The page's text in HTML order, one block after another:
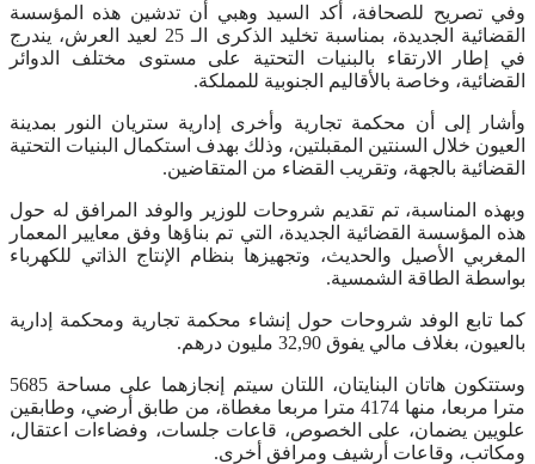
وفي تصريح للصحافة، أكد السيد وهبي أن تدشين هذه المؤسسة
القضائية الجديدة، بمناسبة تخليد الذكرى الـ 25 لعيد العرش، يندرج
في إطار الارتقاء بالبنيات التحتية على مستوى مختلف الدوائر
القضائية، وخاصة بالأقاليم الجنوبية للمملكة.
وأشار إلى أن محكمة تجارية وأخرى إدارية ستريان النور بمدينة
العيون خلال السنتين المقبلتين، وذلك بهدف استكمال البنيات التحتية
القضائية بالجهة، وتقريب القضاء من المتقاضين.
وبهذه المناسبة، تم تقديم شروحات للوزير والوفد المرافق له حول
هذه المؤسسة القضائية الجديدة، التي تم بناؤها وفق معايير المعمار
المغربي الأصيل والحديث، وتجهيزها بنظام الإنتاج الذاتي للكهرباء
بواسطة الطاقة الشمسية.
كما تابع الوفد شروحات حول إنشاء محكمة تجارية ومحكمة إدارية
بالعيون، بغلاف مالي يفوق 32,90 مليون درهم.
وستتكون هاتان البنايتان، اللتان سيتم إنجازهما على مساحة 5685
مترا مربعا، منها 4174 مترا مربعا مغطاة، من طابق أرضي، وطابقين
علويين يضمان، على الخصوص، قاعات جلسات، وفضاءات اعتقال،
ومكاتب، وقاعات أرشيف ومرافق أخرى.